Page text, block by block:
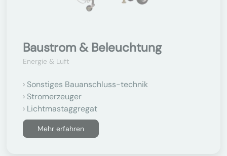
Baustrom & Beleuchtung
Energie & Luft
Sonstiges Bauanschluss-technik
Stromerzeuger
Lichtmastaggregat
Mehr erfahren